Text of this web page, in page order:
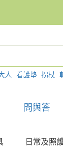
人 看護墊 拐杖
問與答
日常及照